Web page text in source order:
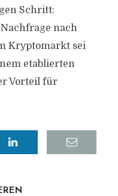
Schritt:
nach
Kryptomarkt sei
etablierten
Vorteil für